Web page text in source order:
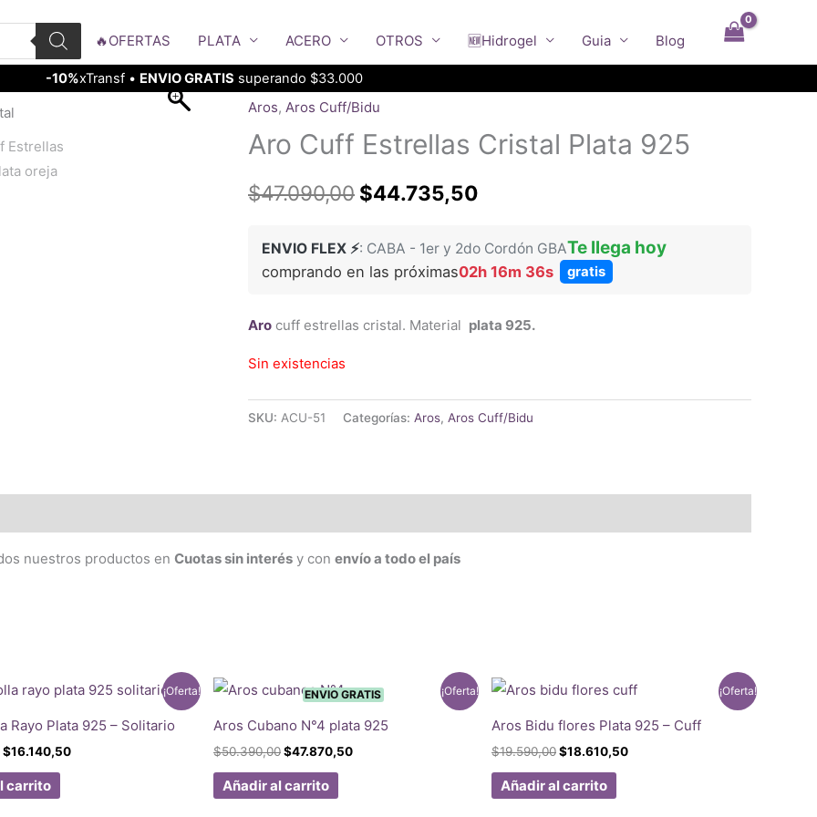
🔥OFERTAS PLATA ACERO OTROS 🆕Hidrogel Guia Blog
-10%xTransf • ENVIO GRATIS superando $33.000
Aros, Aros Cuff/Bidu
Aro Cuff Estrellas Cristal Plata 925
$47.090,00 El
original
$44.735,50El
actual
ENVIO FLEX ⚡: CABA - 1er y 2do Cordón GBATe llega hoy
comprando en las próximas02h 16m 35s gratis
Aro cuff estrellas cristal. Material plata 925.
Sin existencias
SKU: ACU-51 Categorías: Aros, Aros Cuff/Bidu
nuestros productos en Cuotas sin interés y con envío a todo el país
¡Oferta!
Rayo Plata 925 – Solitario
El
original
era:
$16.140,50El
carrito
¡Oferta!
ENVIO GRATIS
Aros Cubano N°4 plata 925
$50.390,00El
original
era:
$47.870,50El
Añadir al carrito
¡Oferta!
Aros Bidu flores Plata 925 – Cuff
$19.590,00El
original
era:
$18.610,50El
Añadir al carrito